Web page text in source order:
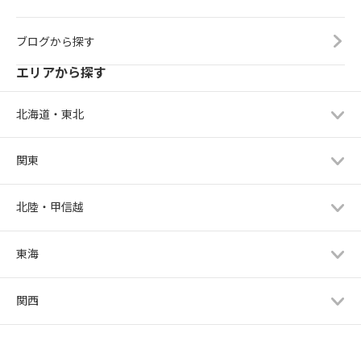
ブログから探す
エリアから探す
北海道・東北
関東
北陸・甲信越
東海
関西